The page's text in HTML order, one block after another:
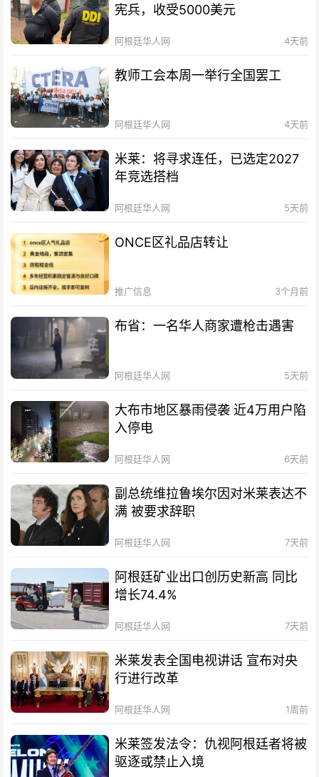
宪兵，收受5000美元
阿根廷华人网 4天前
教师工会本周一举行全国罢工
阿根廷华人网 4天前
米莱：将寻求连任，已选定2027
年竞选搭档
阿根廷华人网 5天前
ONCE区礼品店转让
推广信息 3个月前
布省：一名华人商家遭枪击遇害
阿根廷华人网 5天前
大布市地区暴雨侵袭 近4万用户陷
入停电
阿根廷华人网 6天前
副总统维拉鲁埃尔因对米莱表达不
满 被要求辞职
阿根廷华人网 7天前
阿根廷矿业出口创历史新高 同比
增长74.4%
阿根廷华人网 7天前
米莱发表全国电视讲话 宣布对央
行进行改革
阿根廷华人网 1周前
米莱签发法令：仇视阿根廷者将被
驱逐或禁止入境